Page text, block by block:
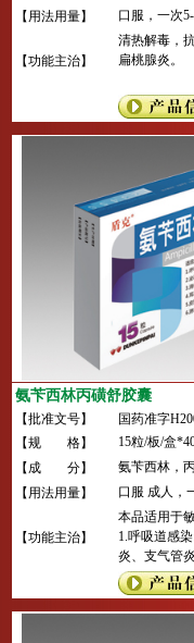
【用法用量】
口服，一次
【功能主治】
清热解毒，
扁桃腺炎。
氨苄西林丙磺舒胶囊
【批准文号】
国药准字
【规 格】
15粒/板/盒
【成 分】
氨苄西林，
【用法用量】
口服 成人，
病：一次口
舒1g）。
【功能主治】
本品适用于
1.呼吸道感
炎、支气管
炎、尿道炎
消化道感染:
急性咽炎、
等; 5.皮肤